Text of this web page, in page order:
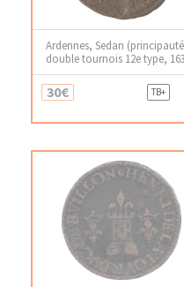
Ardennes, Sedan
double tournois 12e type,
30€ TB+